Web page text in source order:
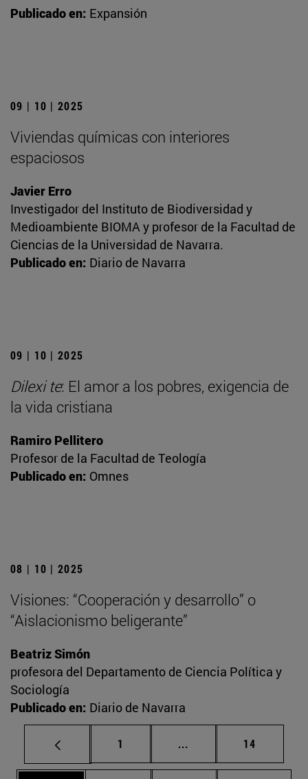
Publicado en: Expansión
09 | 10 | 2025
Viviendas químicas con interiores
espaciosos
Javier Erro
Investigador del Instituto de Biodiversidad y
Medioambiente BIOMA y profesor de la Facultad de
Ciencias de la Universidad de Navarra.
Publicado en: Diario de Navarra
09 | 10 | 2025
Dilexi te: El amor a los pobres, exigencia de
la vida cristiana
Ramiro Pellitero
Profesor de la Facultad de Teología
Publicado en: Omnes
08 | 10 | 2025
Visiones: “Cooperación y desarrollo” o
“Aislacionismo beligerante”
Beatriz Simón
profesora del Departamento de Ciencia Política y
Sociología
Publicado en: Diario de Navarra
Página
1 ... Páginas intermedias
Página
14